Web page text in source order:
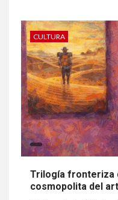
CULTURA
Trilogía fronteriza
cosmopolita del